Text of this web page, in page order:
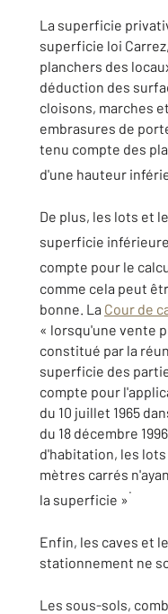
La superficie
superficie loi
planchers des
déduction des
cloisons, marches
embrasures de
tenu compte des
d'une hauteur
De plus, les lots et
superficie inférieure
compte pour le
comme cela peut
bonne. La Cour de
« lorsqu'une vente
constitué par la
superficie des
compte pour
du 10 juillet 1965
du 18 décembre
d'habitation, les
mètres carrés
la superficie »
.
Enfin, les caves et
stationnement ne
Les sous-sols,